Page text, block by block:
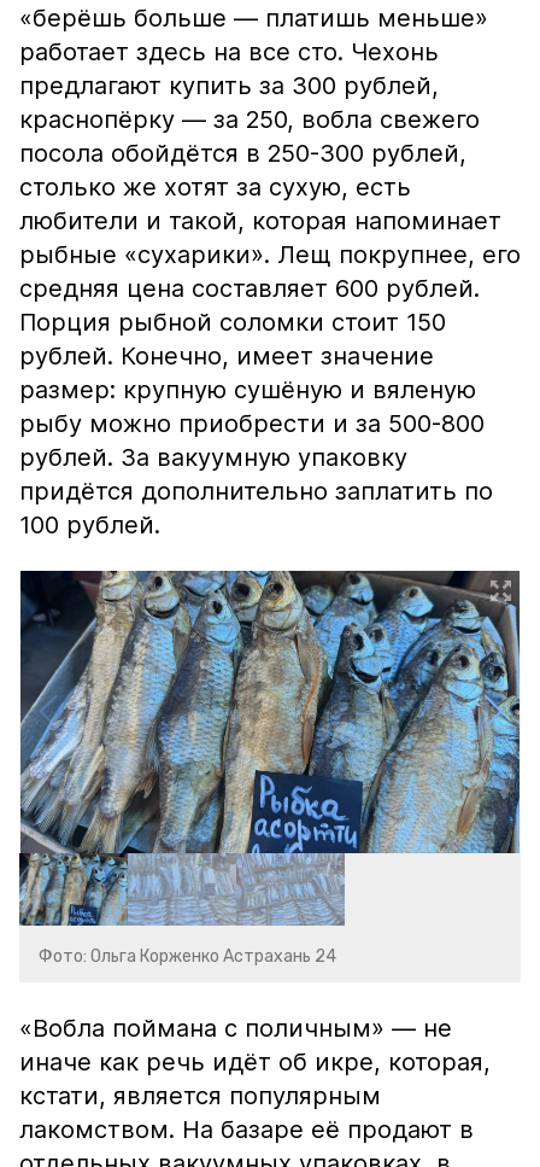
«берёшь больше — платишь меньше»
работает здесь на все сто. Чехонь
предлагают купить за 300 рублей,
краснопёрку — за 250, вобла свежего
посола обойдётся в 250-300 рублей,
столько же хотят за сухую, есть
любители и такой, которая напоминает
рыбные «сухарики». Лещ покрупнее, его
средняя цена составляет 600 рублей.
Порция рыбной соломки стоит 150
рублей. Конечно, имеет значение
размер: крупную сушёную и вяленую
рыбу можно приобрести и за 500-800
рублей. За вакуумную упаковку
придётся дополнительно заплатить по
100 рублей.
Фото: Ольга Корженко Астрахань 24
«Вобла поймана с поличным» — не
иначе как речь идёт об икре, которая,
кстати, является популярным
лакомством. На базаре её продают в